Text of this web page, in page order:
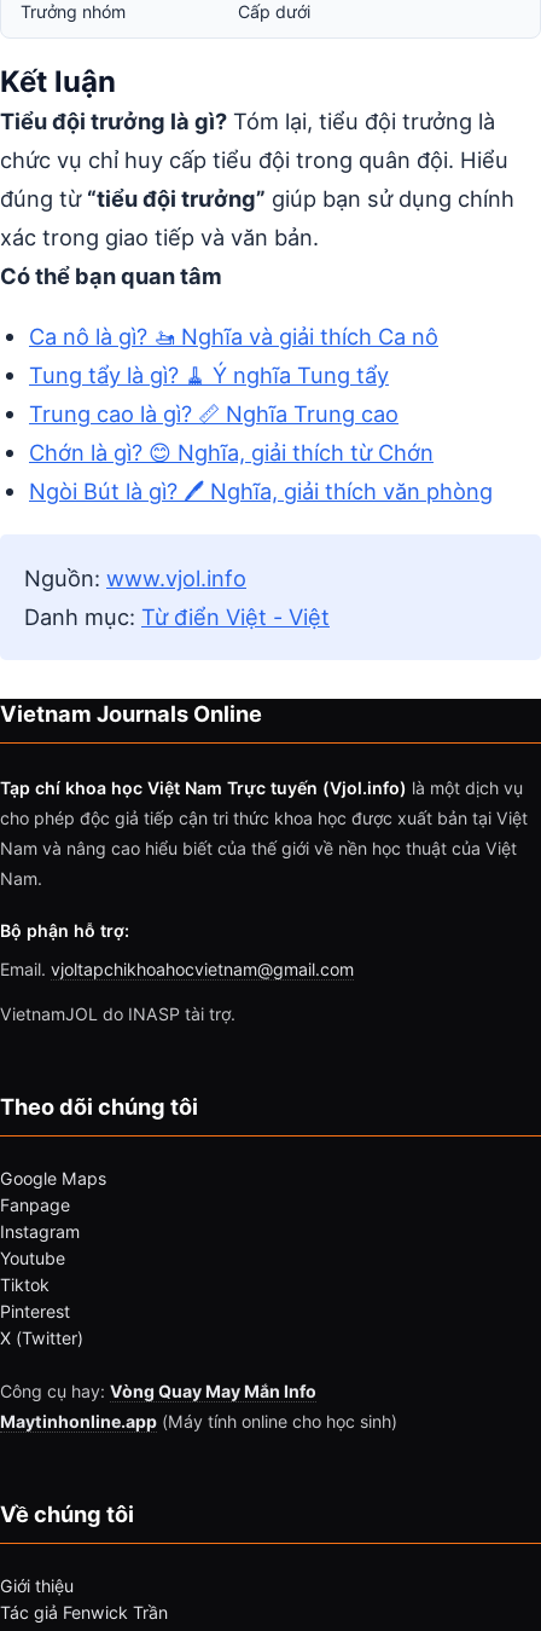
Trưởng nhóm Cấp dưới
Kết luận
Tiểu đội trưởng là gì? Tóm lại, tiểu đội trưởng là
chức vụ chỉ huy cấp tiểu đội trong quân đội. Hiểu
đúng từ “tiểu đội trưởng” giúp bạn sử dụng chính
xác trong giao tiếp và văn bản.
Có thể bạn quan tâm
Ca nô là gì? 🚤 Nghĩa và giải thích Ca nô
Tung tẩy là gì? 🧹 Ý nghĩa Tung tẩy
Trung cao là gì? 📏 Nghĩa Trung cao
Chớn là gì? 😊 Nghĩa, giải thích từ Chớn
Ngòi Bút là gì? 🖊️ Nghĩa, giải thích văn phòng
Nguồn: www.vjol.info
Danh mục: Từ điển Việt - Việt
Vietnam Journals Online
Tạp chí khoa học Việt Nam Trực tuyến (Vjol.info) là một dịch vụ
cho phép độc giả tiếp cận tri thức khoa học được xuất bản tại Việt
Nam và nâng cao hiểu biết của thế giới về nền học thuật của Việt
Nam.
Bộ phận hỗ trợ:
Email. vjoltapchikhoahocvietnam@gmail.com
VietnamJOL do INASP tài trợ.
Theo dõi chúng tôi
Google Maps
Fanpage
Instagram
Youtube
Tiktok
Pinterest
X (Twitter)
Công cụ hay: Vòng Quay May Mắn Info
Maytinhonline.app (Máy tính online cho học sinh)
Về chúng tôi
Giới thiệu
Tác giả Fenwick Trần